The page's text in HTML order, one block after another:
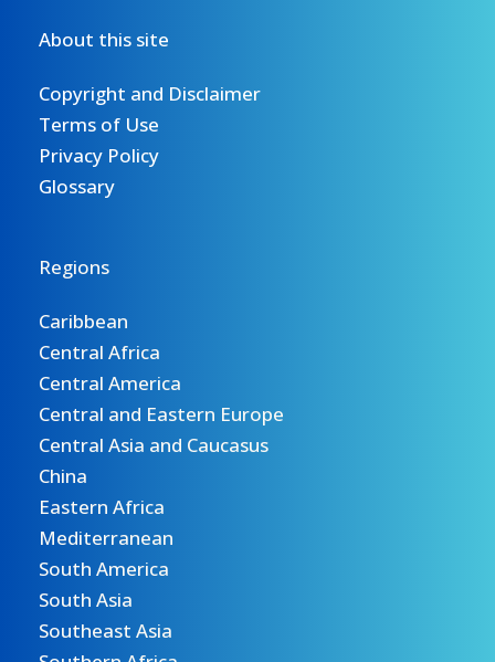
About this site
Copyright and Disclaimer
Terms of Use
Privacy Policy
Glossary
Regions
Caribbean
Central Africa
Central America
Central and Eastern Europe
Central Asia and Caucasus
China
Eastern Africa
Mediterranean
South America
South Asia
Southeast Asia